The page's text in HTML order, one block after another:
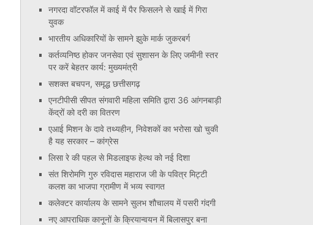
नगरदा वॉटरफॉल में काई में पैर फिसलने से खाई में गिरा
युवक
भारतीय अधिकारियों के सामने झुके मार्क जुकरबर्ग
कर्तव्यनिष्ठ होकर जनसेवा एवं सुशासन के लिए जमीनी स्तर
पर करें बेहतर कार्य: मुख्यमंत्री
सशक्त बचपन, समृद्ध छत्तीसगढ़
एनटीपीसी सीपत संगवारी महिला समिति द्वारा 36 आंगनबाड़ी
केंद्रों को दरी का वितरण
एआई मिशन के दावे तथ्यहीन, निवेशकों का भरोसा खो चुकी
है यह सरकार – कांग्रेस
लिसा रे की पहल से मिडलाइफ हेल्थ को नई दिशा
संत शिरोमणि गुरु रविदास महाराज जी के पवित्र मिट्टी
कलश का भाजपा ग्रामीण में भव्य स्वागत
कलेक्टर कार्यालय के सामने सुलभ शौचालय में पसरी गंदगी
नए आपराधिक कानूनों के क्रियान्वयन में बिलासपुर बना